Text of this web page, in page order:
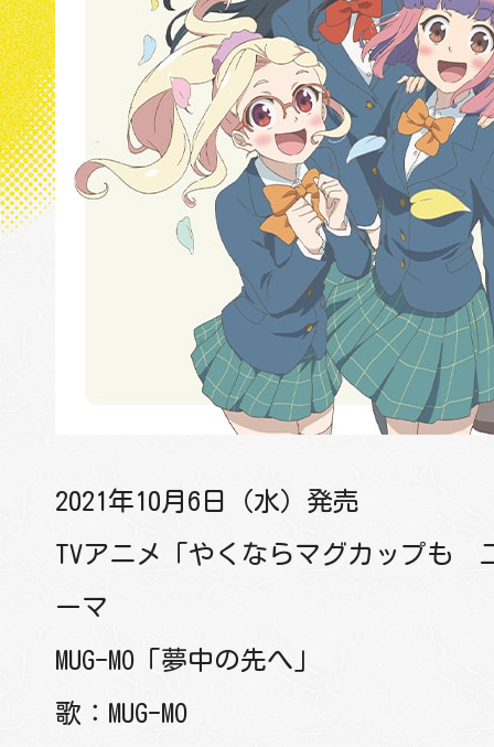
MUSIC
GOODS
SPECIAL SUPPORT
COMICALIZE
Twitter
2021年10月6日（水）発売
TVアニメ「やくならマグカップも
ーマ
MUG-MO「夢中の先へ」
歌：MUG-MO